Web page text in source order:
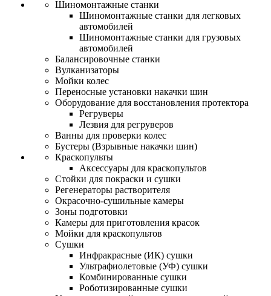
Шиномонтажные станки
Шиномонтажные станки для легковых
автомобилей
Шиномонтажные станки для грузовых
автомобилей
Балансировочные станки
Вулканизаторы
Мойки колес
Переносные установки накачки шин
Оборудование для восстановления протектора
Регруверы
Лезвия для регруверов
Ванны для проверки колес
Бустеры (Взрывные накачки шин)
Краскопульты
Аксессуары для краскопультов
Стойки для покраски и сушки
Регенераторы растворителя
Окрасочно-сушильные камеры
Зоны подготовки
Камеры для приготовления красок
Мойки для краскопультов
Сушки
Инфракрасные (ИК) сушки
Ультрафиолетовые (УФ) сушки
Комбинированные сушки
Роботизированные сушки